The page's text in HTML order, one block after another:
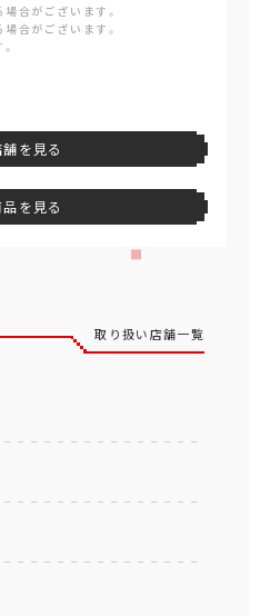
合がございます。
合がございます。
を見る
を見る
取り扱い店舗一覧